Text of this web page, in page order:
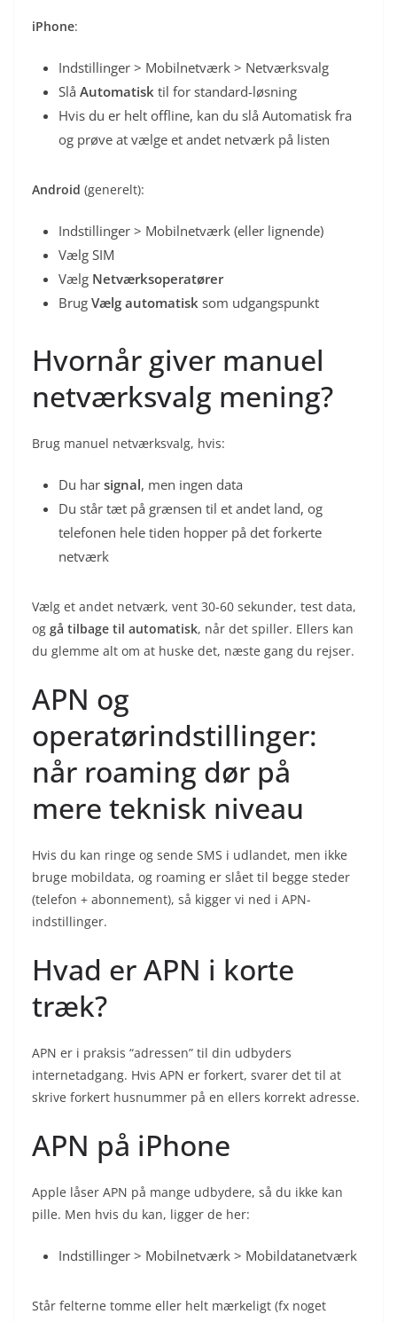
iPhone:
Indstillinger > Mobilnetværk > Netværksvalg
Slå Automatisk til for standard-løsning
Hvis du er helt offline, kan du slå Automatisk fra
og prøve at vælge et andet netværk på listen
Android (generelt):
Indstillinger > Mobilnetværk (eller lignende)
Vælg SIM
Vælg Netværksoperatører
Brug Vælg automatisk som udgangspunkt
Hvornår giver manuel
netværksvalg mening?
Brug manuel netværksvalg, hvis:
Du har signal, men ingen data
Du står tæt på grænsen til et andet land, og
telefonen hele tiden hopper på det forkerte
netværk
Vælg et andet netværk, vent 30-60 sekunder, test data,
og gå tilbage til automatisk, når det spiller. Ellers kan
du glemme alt om at huske det, næste gang du rejser.
APN og
operatørindstillinger:
når roaming dør på
mere teknisk niveau
Hvis du kan ringe og sende SMS i udlandet, men ikke
bruge mobildata, og roaming er slået til begge steder
(telefon + abonnement), så kigger vi ned i APN-
indstillinger.
Hvad er APN i korte
træk?
APN er i praksis “adressen” til din udbyders
internetadgang. Hvis APN er forkert, svarer det til at
skrive forkert husnummer på en ellers korrekt adresse.
APN på iPhone
Apple låser APN på mange udbydere, så du ikke kan
pille. Men hvis du kan, ligger de her:
Indstillinger > Mobilnetværk > Mobildatanetværk
Står felterne tomme eller helt mærkeligt (fx noget